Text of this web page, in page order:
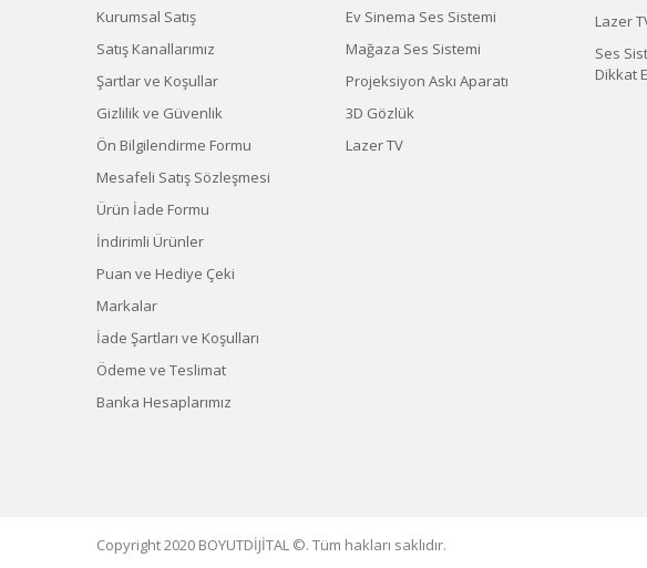
Kurumsal Satış
Satış Kanallarımız
Şartlar ve Koşullar
Gizlilik ve Güvenlik
Ön Bilgilendirme Formu
Mesafeli Satış Sözleşmesi
Ürün İade Formu
İndirimli Ürünler
Puan ve Hediye Çeki
Markalar
İade Şartları ve Koşulları
Ödeme ve Teslimat
Banka Hesaplarımız
Ev Sinema Ses Sistemi
Mağaza Ses Sistemi
Projeksiyon Askı Aparatı
3D Gözlük
Lazer TV
Lazer
Ses
Dikkat
Copyright 2020 BOYUTDİJİTAL ©. Tüm hakları saklıdır.